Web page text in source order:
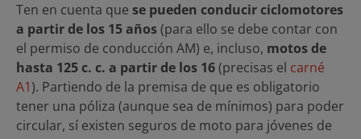
Ten en cuenta que se pueden conducir ciclomotores
a partir de los 15 años(para ello se debe contar con
el permiso de conducción AM) e, incluso, motos de
hasta 125 c. c. a partir de los 16(precisas el carné
A1). Partiendo de la premisa de que es obligatorio
tener una póliza (aunque sea de mínimos) para poder
circular, sí existen seguros de moto para jóvenes de